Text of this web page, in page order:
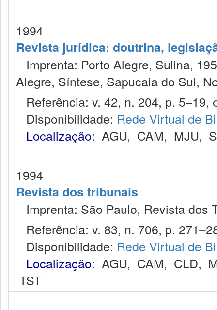
1994
Revista jurídica: doutrina,
Imprenta: Porto Alegre, Sulina,
Alegre, Síntese, Sapucaia do Sul,
Referência: v. 42, n. 204, p. 5–19,
Disponibilidade: Rede Virtual de
Localização: AGU, CAM, MJU,
1994
Revista dos tribunais
Imprenta: São Paulo, Revista dos
Referência: v. 83, n. 706, p.
Disponibilidade: Rede Virtual de
Localização: AGU, CAM, CLD,
TST